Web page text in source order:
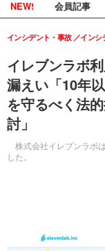
NEW! 会員記事
イレブンラボ
漏えい「10年
を守るべく法
討」
株式会社イレブンラボ
した。
インシデント・事故 インシ